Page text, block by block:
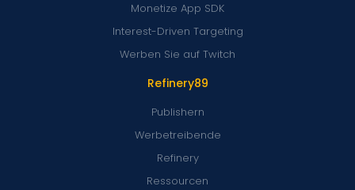
Refinery89
Publishern
Werbetreibende
Refinery
Ressourcen
Monetize App SDK
Interest-Driven Targeting
Werben Sie auf Twitch